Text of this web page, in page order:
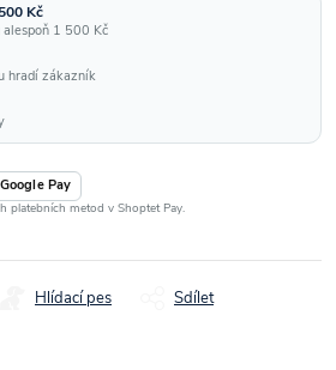
Kč
1 500 Kč
hradí zákazník
Google Pay
platebních metod v Shoptet Pay.
Hlídací pes Sdílet